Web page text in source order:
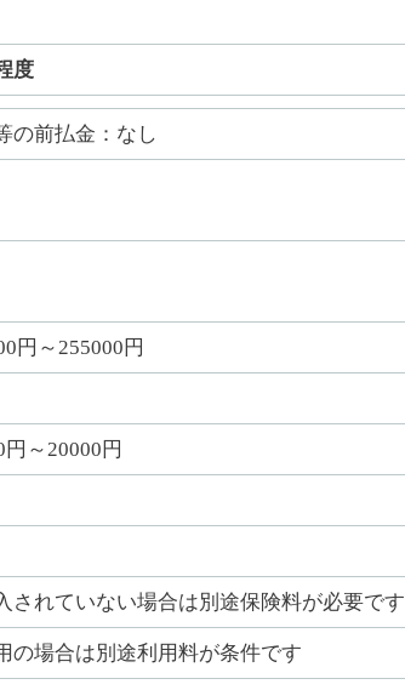
度
の前払金：なし
円～255000円
円～20000円
されていない場合は別途保険料が必要です
の場合は別途利用料が条件です